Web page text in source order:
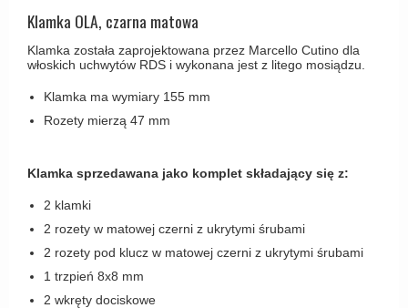
Klamki Delfiny i Morsy
Klamki Gio Ponti LAMA
Svanemøllen klamki
Østerbro - Drewniane klamki do drzwi
Klamki Buster+Punch
DND klamka
Klamka FSB
RANDI Classic Line Klamki
Haki kabinowe
Produkty do czyszczenia mosiądzu
RANDI klamki
RDS klamki
Valli & Valli klamki
YOUNG lamki
Klamka OLA, czarna matowa
Klamka została zaprojektowana przez Marcello Cutino dla
włoskich uchwytów RDS i wykonana jest z litego mosiądzu.
Klamka ma wymiary 155 mm
Rozety mierzą 47 mm
Klamka sprzedawana jako komplet składający się z:
2 klamki
2 rozety w matowej czerni z ukrytymi śrubami
2 rozety pod klucz w matowej czerni z ukrytymi śrubami
1 trzpień 8x8 mm
2 wkręty dociskowe